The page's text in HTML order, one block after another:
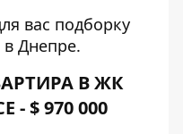
вас подборку
Днепре.
В ЖК
- $ 970 000